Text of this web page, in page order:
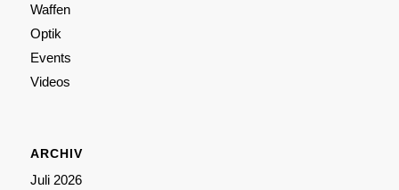
Waffen
Optik
Events
Videos
ARCHIV
Juli 2026